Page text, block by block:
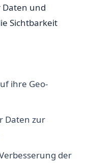
und
Sichtbarkeit
ihre Geo-
Daten zur
der